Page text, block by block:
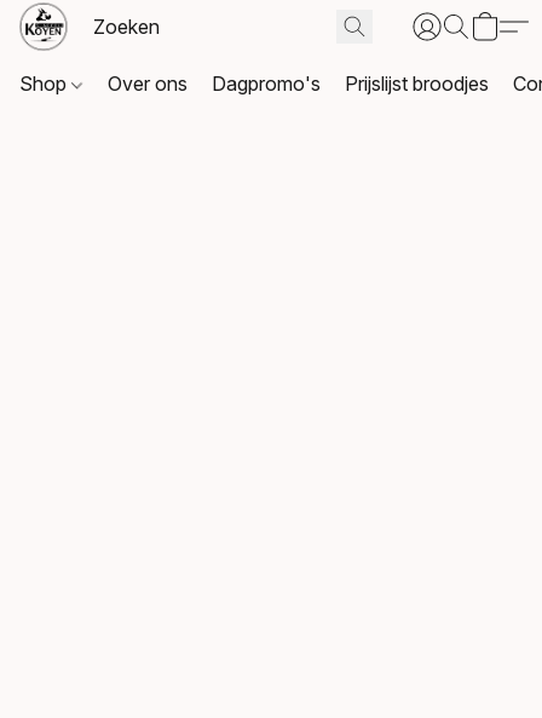
Shop Over ons Dagpromo's Prijslijst broodjes